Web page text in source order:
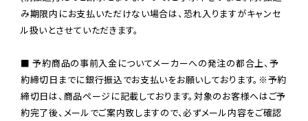
み期限内にお支払いただけない場合は、恐れ入りますがキャンセ
ル扱いとさせていただきます。
■ 予約商品の事前入金についてメーカーへの発注の都合上、予
約締切日までに銀行振込でお支払いをお願いしております。※予約
締切日は、商品ページに記載しております。対象のお客様へはご予
約完了後、メールでご案内致しますので、必ずメール内容をご確認